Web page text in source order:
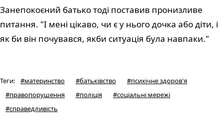
Занепокоєний батько тоді поставив пронизливе
питання. "І мені цікаво, чи є у нього дочка або діти, і
як би він почувався, якби ситуація була навпаки."
Теги: #материнство #батьківство #психічне здоров'я
#правопорушення #поліція #соціальні мережі
#справедливість